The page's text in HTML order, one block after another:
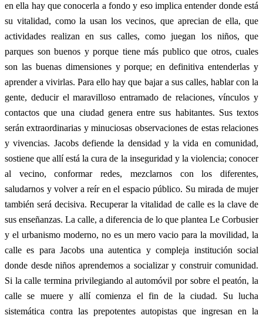
en ella hay que conocerla a fondo y eso implica entender donde está
su vitalidad, como la usan los vecinos, que aprecian de ella, que
actividades realizan en sus calles, como juegan los niños, que
parques son buenos y porque tiene más publico que otros, cuales
son las buenas dimensiones y porque; en definitiva entenderlas y
aprender a vivirlas. Para ello hay que bajar a sus calles, hablar con la
gente, deducir el maravilloso entramado de relaciones, vínculos y
contactos que una ciudad genera entre sus habitantes. Sus textos
serán extraordinarias y minuciosas observaciones de estas relaciones
y vivencias. Jacobs defiende la densidad y la vida en comunidad,
sostiene que allí está la cura de la inseguridad y la violencia; conocer
al vecino, conformar redes, mezclarnos con los diferentes,
saludarnos y volver a reír en el espacio público. Su mirada de mujer
también será decisiva. Recuperar la vitalidad de calle es la clave de
sus enseñanzas. La calle, a diferencia de lo que plantea Le Corbusier
y el urbanismo moderno, no es un mero vacio para la movilidad, la
calle es para Jacobs una autentica y compleja institución social
donde desde niños aprendemos a socializar y construir comunidad.
Si la calle termina privilegiando al automóvil por sobre el peatón, la
calle se muere y allí comienza el fin de la ciudad. Su lucha
sistemática contra las prepotentes autopistas que ingresan en la